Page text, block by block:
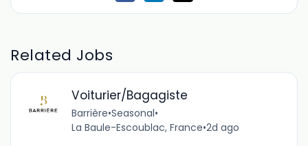
Related Jobs
Voiturier/Bagagiste
Barrière•Seasonal•
La Baule-Escoublac, France•2d ago